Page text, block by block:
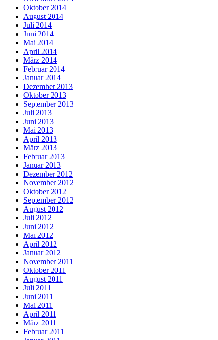
Oktober 2014
August 2014
Juli 2014
Juni 2014
Mai 2014
April 2014
März 2014
Februar 2014
Januar 2014
Dezember 2013
Oktober 2013
September 2013
Juli 2013
Juni 2013
Mai 2013
April 2013
März 2013
Februar 2013
Januar 2013
Dezember 2012
November 2012
Oktober 2012
September 2012
August 2012
Juli 2012
Juni 2012
Mai 2012
April 2012
Januar 2012
November 2011
Oktober 2011
August 2011
Juli 2011
Juni 2011
Mai 2011
April 2011
März 2011
Februar 2011